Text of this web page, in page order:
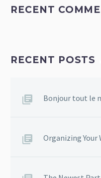
RECENT
RECENT POSTS
Bonjour tout le
Organizing Your